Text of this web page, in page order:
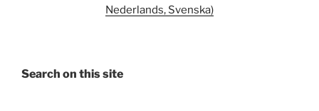
Nederlands, Svenska)
Search on this site